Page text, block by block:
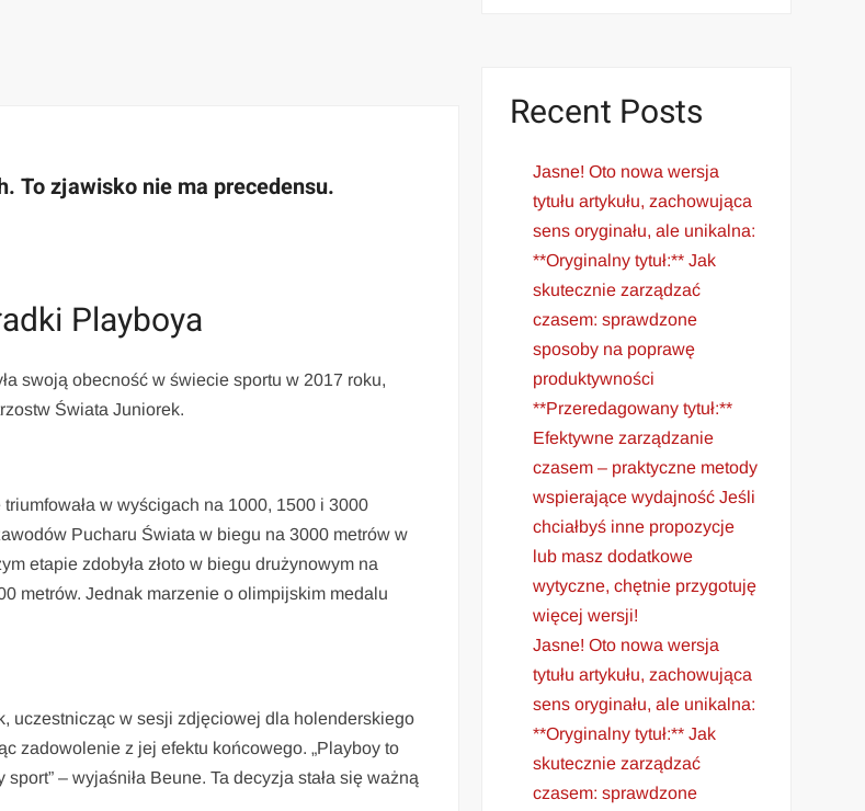
To zjawisko nie ma precedensu.
Playboya
swoją obecność w świecie sportu w 2017 roku,
Świata Juniorek.
w wyścigach na 1000, 1500 i 3000
Pucharu Świata w biegu na 3000 metrów w
etapie zdobyła złoto w biegu drużynowym na
metrów. Jednak marzenie o olimpijskim medalu
uczestnicząc w sesji zdjęciowej dla holenderskiego
zadowolenie z jej efektu końcowego. „Playboy to
– wyjaśniła Beune. Ta decyzja stała się ważną
Recent Posts
Jasne! Oto nowa wersja
tytułu artykułu, zachowująca
sens oryginału, ale unikalna:
**Oryginalny tytuł:** Jak
skutecznie zarządzać
czasem: sprawdzone
sposoby na poprawę
produktywności
**Przeredagowany tytuł:**
Efektywne zarządzanie
czasem – praktyczne metody
wspierające wydajność Jeśli
chciałbyś inne propozycje
lub masz dodatkowe
wytyczne, chętnie przygotuję
więcej wersji!
Jasne! Oto nowa wersja
tytułu artykułu, zachowująca
sens oryginału, ale unikalna:
**Oryginalny tytuł:** Jak
skutecznie zarządzać
czasem: sprawdzone